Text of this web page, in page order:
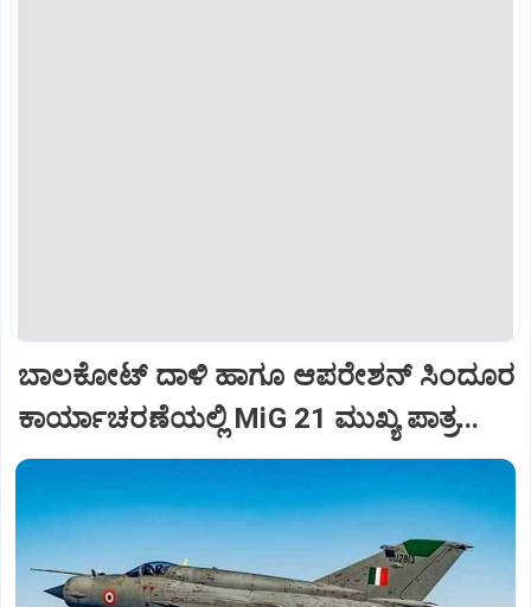
ಬಾಲಕೋಟ್‌ ದಾಳಿ ಹಾಗೂ ಆಪರೇಶನ್‌ ಸಿಂದೂರ
ಕಾರ್ಯಾಚರಣೆಯಲ್ಲಿ MiG 21 ಮುಖ್ಯ ಪಾತ್ರ...